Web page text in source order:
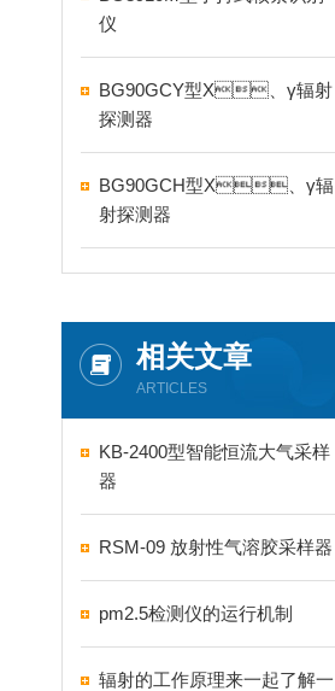
仪
BG90GCY型X、γ辐射
探测器
BG90GCH型X、γ辐
射探测器
相关文章
ARTICLES
KB-2400型智能恒流大气采样
器
RSM-09 放射性气溶胶采样器
pm2.5检测仪的运行机制
辐射的工作原理来一起了解一